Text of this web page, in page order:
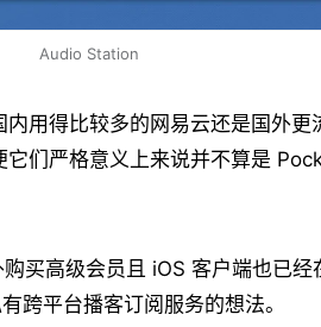
Audio Station
用得比较多的网易云还是国外
们严格意义上来说并不算是
买高级会员且 iOS 客户端也已
跨平台播客订阅服务的想法。